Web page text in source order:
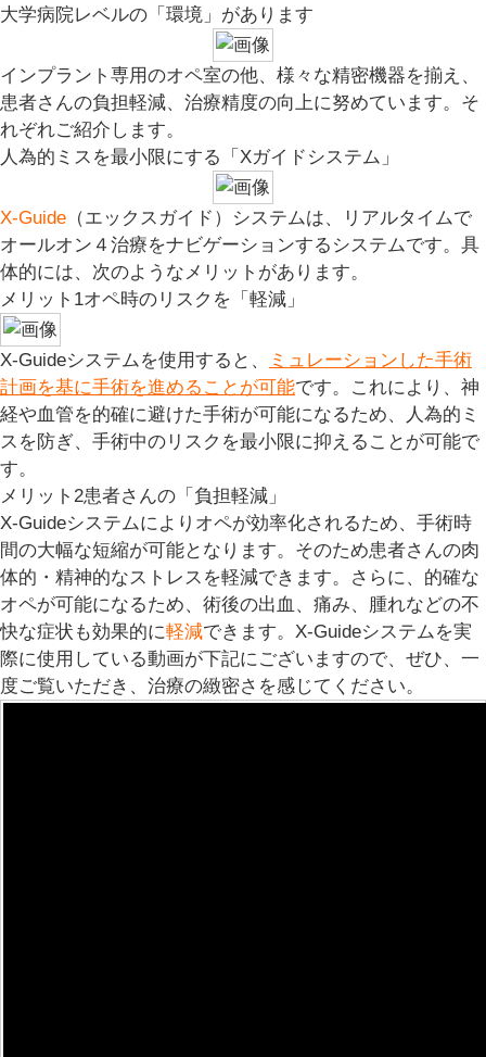
大学病院レベルの「環境」があります
インプラント専用のオペ室の他、様々な精密機器を揃え、
患者さんの負担軽減、治療精度の向上に努めています。そ
れぞれご紹介します。
人為的ミスを最小限にする「Xガイドシステム」
X-Guide （エックスガイド）システムは、リアルタイムで
オールオン４治療をナビゲーションするシステムです。具
体的には、次のようなメリットがあります。
メリット1オペ時のリスクを「軽減」
X-Guideシステムを使用すると、
ミュレーションした手術
計画を基に手術を進めることが可能です。これにより、神
経や血管を的確に避けた手術が可能になるため、人為的ミ
スを防ぎ、手術中のリスクを最小限に抑えることが可能で
す。
メリット2患者さんの「負担軽減」
X-Guideシステムによりオペが効率化されるため、手術時
間の大幅な短縮が可能となります。そのため患者さんの肉
体的・精神的なストレスを軽減できます。
さらに、的確な
オペが可能になるため、術後の出血、痛み、腫れなどの不
快な症状も効果的に軽減できます。 X-Guideシステムを実
際に使用している動画が下記にございますので、ぜひ、一
度ご覧いただき、治療の緻密さを感じてください。